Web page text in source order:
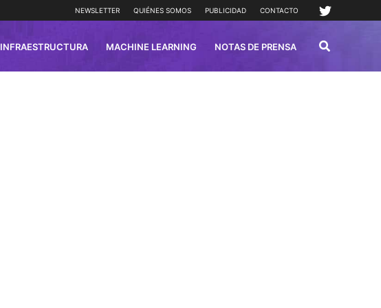
NEWSLETTER QUIÉNES SOMOS PUBLICIDAD CONTACTO
INFRAESTRUCTURA MACHINE LEARNING NOTAS DE PRENSA